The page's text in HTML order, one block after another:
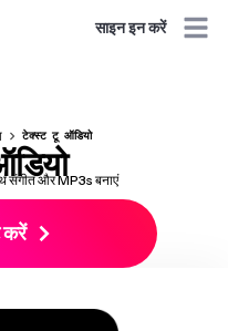
साइन इन करें
टेक्स्ट टू ऑडियो
संगीत और MP3s बनाएं
करें